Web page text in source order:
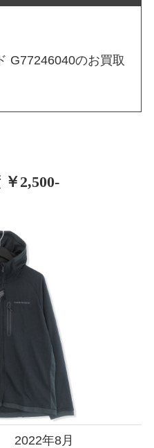
G77246040のお買取
2,500-
2022年8月